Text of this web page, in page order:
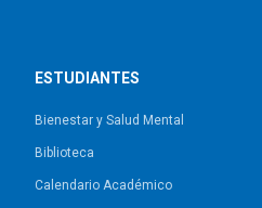
ESTUDIANTES
Bienestar y Salud Mental
Biblioteca
Calendario Académico